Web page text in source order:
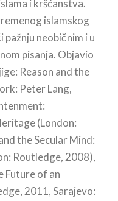
i kršćanstva.
islamskog
neobičnim i u
pisanja. Objavio
Reason and the
Peter Lang,
(London:
the Secular Mind:
Routledge, 2008),
Future of an
2011, Sarajevo: